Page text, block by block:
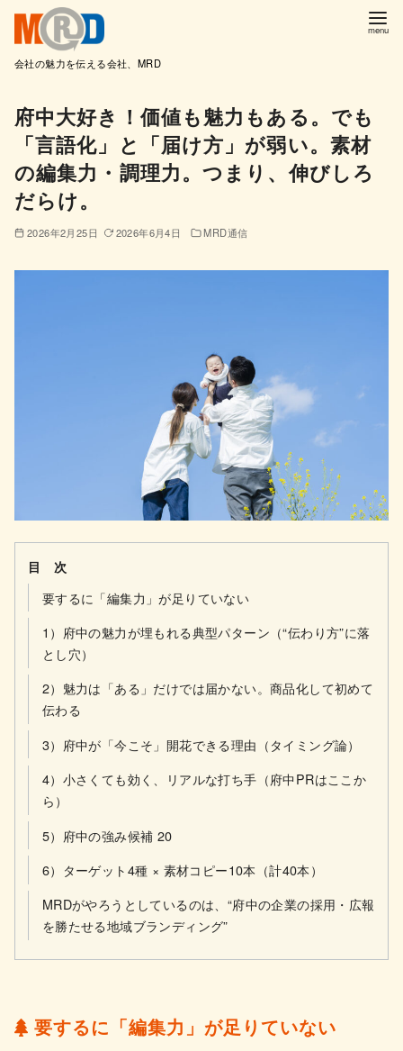
会社の魅力を伝える会社、MRD
府中大好き！価値も魅力もある。でも
「言語化」と「届け方」が弱い。素材
の編集力・調理力。つまり、伸びしろ
だらけ。
2026年2月25日 2026年6月4日 MRD通信
目 次
要するに「編集力」が足りていない
1）府中の魅力が埋もれる典型パターン（“伝わり方”に落
とし穴）
2）魅力は「ある」だけでは届かない。商品化して初めて
伝わる
3）府中が「今こそ」開花できる理由（タイミング論）
4）小さくても効く、リアルな打ち手（府中PRはここか
ら）
5）府中の強み候補 20
6）ターゲット4種 × 素材コピー10本（計40本）
MRDがやろうとしているのは、“府中の企業の採用・広報
を勝たせる地域ブランディング”
要するに「編集力」が足りていない